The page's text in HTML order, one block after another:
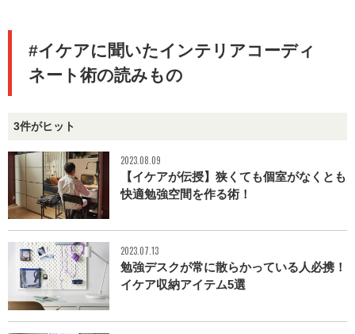
#イケアに聞いたインテリアコーディ
ネート術の読みもの
3件がヒット
2023.08.09
【イケアが伝授】狭くても個室がなくとも
快適勉強空間を作る術！
2023.07.13
勉強デスクが常に散らかっている人必携！
イケア収納アイテム5選